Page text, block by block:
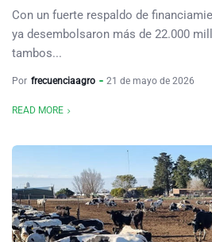
Con un fuerte respaldo de
ya desembolsaron más de 22.000
tambos...
Por frecuenciaagro 21 de mayo de 2026
READ MORE